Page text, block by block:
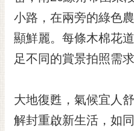
報
市
民
信
English
日
小路，在兩旁的綠色
顯鮮麗。每條木棉花
足不同的賞景拍照需求
大地復甦，氣候宜人
解封重啟新生活，如